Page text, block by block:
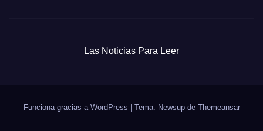
Las Noticias Para Leer
Funciona gracias a WordPress | Tema: Newsup de Themeansar